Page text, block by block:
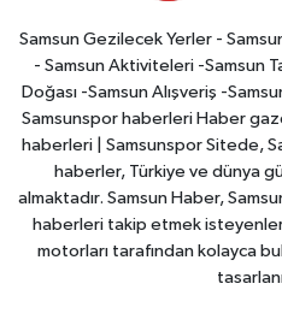
Samsun Gezilecek Yerler -
- Samsun Aktiviteleri -Samsun
Doğası -Samsun Alışveriş -
Samsunspor haberleri Haber
haberleri | Samsunspor Sitede,
haberler, Türkiye ve dünya
almaktadır. Samsun Haber,
haberleri takip etmek
motorları tarafından kolayca